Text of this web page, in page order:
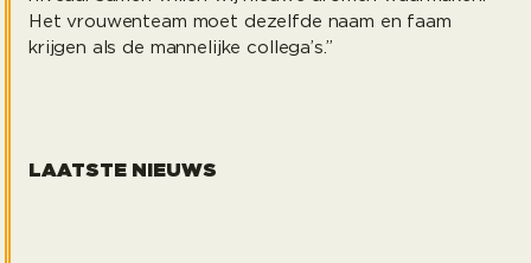
Het vrouwenteam moet dezelfde naam en faam
krijgen als de mannelijke collega’s.”
LAATSTE NIEUWS